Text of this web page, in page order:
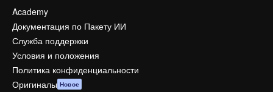
Academy
Документация по Пакету ИИ
Служба поддержки
Условия и положения
Политика конфиденциальности
Оригиналы Новое